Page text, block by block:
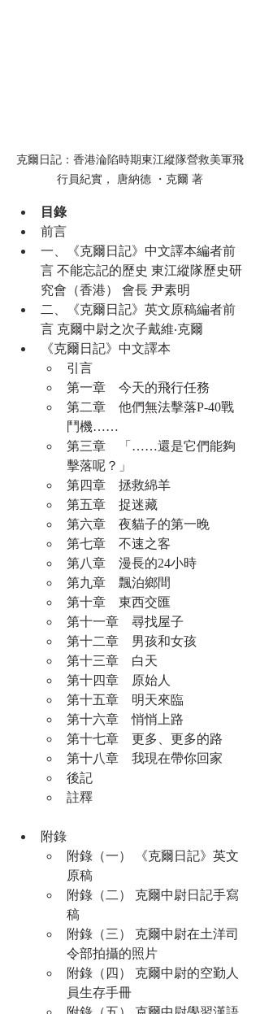
克爾日記：香港淪陷時期東江縱隊營救美軍飛
行員紀實， 唐納德 ・克爾 著
目錄
前言
一、《克爾日記》中文譯本編者前
言 不能忘記的歷史 東江縱隊歷史研
究會（香港） 會長 尹素明
二、《克爾日記》英文原稿編者前
言 克爾中尉之次子戴維‧克爾
《克爾日記》中文譯本
引言
第一章　今天的飛行任務
第二章　他們無法擊落P-40戰
鬥機……
第三章　「……還是它們能夠
擊落呢？」
第四章　拯救綿羊
第五章　捉迷藏
第六章　夜貓子的第一晚
第七章　不速之客
第八章　漫長的24小時
第九章　飄泊鄉間
第十章　東西交匯
第十一章　尋找屋子
第十二章　男孩和女孩
第十三章　白天
第十四章　原始人
第十五章　明天來臨
第十六章　悄悄上路
第十七章　更多、更多的路
第十八章　我現在帶你回家
後記
註釋
附錄
附錄（一） 《克爾日記》英文
原稿
附錄（二） 克爾中尉日記手寫
稿
附錄（三） 克爾中尉在土洋司
令部拍攝的照片
附錄（四） 克爾中尉的空勤人
員生存手冊